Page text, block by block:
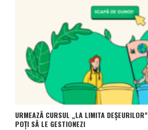
URMEAZĂ CURSUL „LA LIMITA DEȘEURILOR”
POȚI SĂ LE GESTIONEZI